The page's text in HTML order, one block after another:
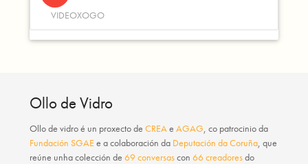
VIDEOXOGO
Ollo de Vidro
Ollo de vidroé un proxecto deCREA eAGAG , co patrocinio da
Fundación SGAE e a colaboración da Deputación da Coruña , que
reúne unha colección de69 conversascon66 creadoresdo